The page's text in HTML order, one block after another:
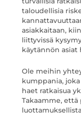
taloudellisia
asiakkaitaan,
liittyvissä
käytännön asiat
Ole meihin
kumppania,
haet ratkaisua
Takaamme,